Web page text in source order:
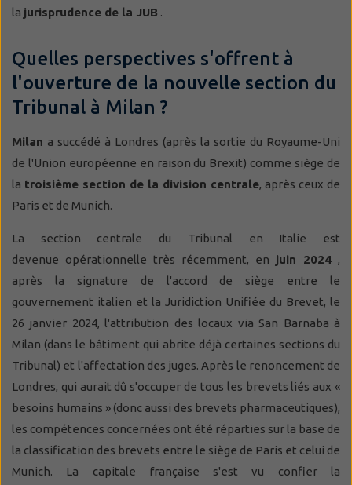
la jurisprudence de la JUB .
Quelles perspectives s'offrent à
l'ouverture de la nouvelle section du
Tribunal à Milan ?
Milan a succédé à Londres (après la sortie du Royaume-Uni
de l'Union européenne en raison du Brexit) comme siège de
la troisième section de la division centrale, après ceux de
Paris et de Munich.
La section centrale du Tribunal en Italie est
devenue opérationnelle très récemment, en juin 2024 ,
après la signature de l'accord de siège entre le
gouvernement italien et la Juridiction Unifiée du Brevet, le
26 janvier 2024, l'attribution des locaux via San Barnaba à
Milan (dans le bâtiment qui abrite déjà certaines sections du
Tribunal) et l'affectation des juges. Après le renoncement de
Londres, qui aurait dû s'occuper de tous les brevets liés aux «
besoins humains » (donc aussi des brevets pharmaceutiques),
les compétences concernées ont été réparties sur la base de
la classification des brevets entre le siège de Paris et celui de
Munich. La capitale française s'est vu confier la